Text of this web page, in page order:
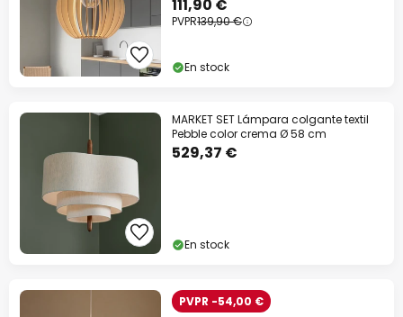
111,90 €
PVPR139,90 €
En stock
MARKET SET Lámpara colgante textil
Pebble color crema Ø 58 cm
529,37 €
En stock
PVPR -54,00 €